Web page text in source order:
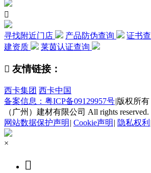

寻找附近门店 产品防伪查询 证书
建资质
莱茵认证查询
 友情链接：
西卡集团 西卡中国
备案信息：粤ICP备09129957号|版权所有
（广州）建材有限公司 All rights reserved.
网站数据保护声明 | Cookie声明 | 隐私权利
×
